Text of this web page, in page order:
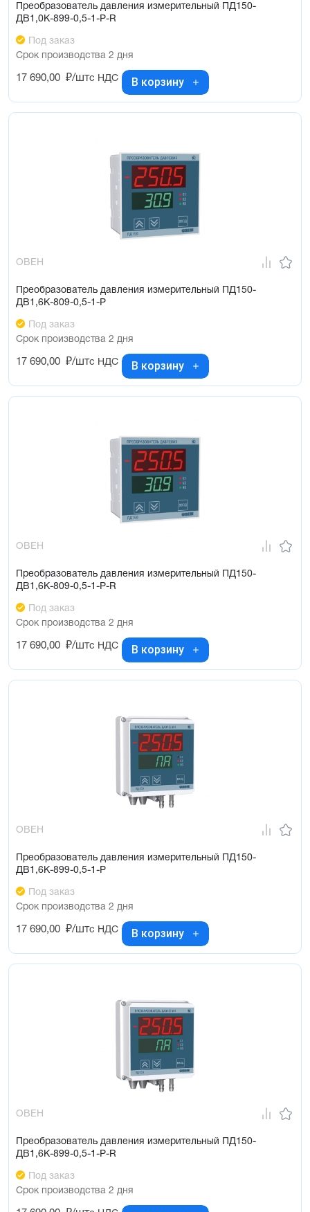
Преобразователь давления измерительный ПД150-
ДВ1,0К-899-0,5-1-Р-R
Под заказ
Срок производства 2 дня
17 690,00 ₽/штс НДС В корзину
ОВЕН
Преобразователь давления измерительный ПД150-
ДВ1,6К-809-0,5-1-Р
Под заказ
Срок производства 2 дня
17 690,00 ₽/штс НДС В корзину
ОВЕН
Преобразователь давления измерительный ПД150-
ДВ1,6К-809-0,5-1-Р-R
Под заказ
Срок производства 2 дня
17 690,00 ₽/штс НДС В корзину
ОВЕН
Преобразователь давления измерительный ПД150-
ДВ1,6К-899-0,5-1-Р
Под заказ
Срок производства 2 дня
17 690,00 ₽/штс НДС В корзину
ОВЕН
Преобразователь давления измерительный ПД150-
ДВ1,6К-899-0,5-1-Р-R
Под заказ
Срок производства 2 дня